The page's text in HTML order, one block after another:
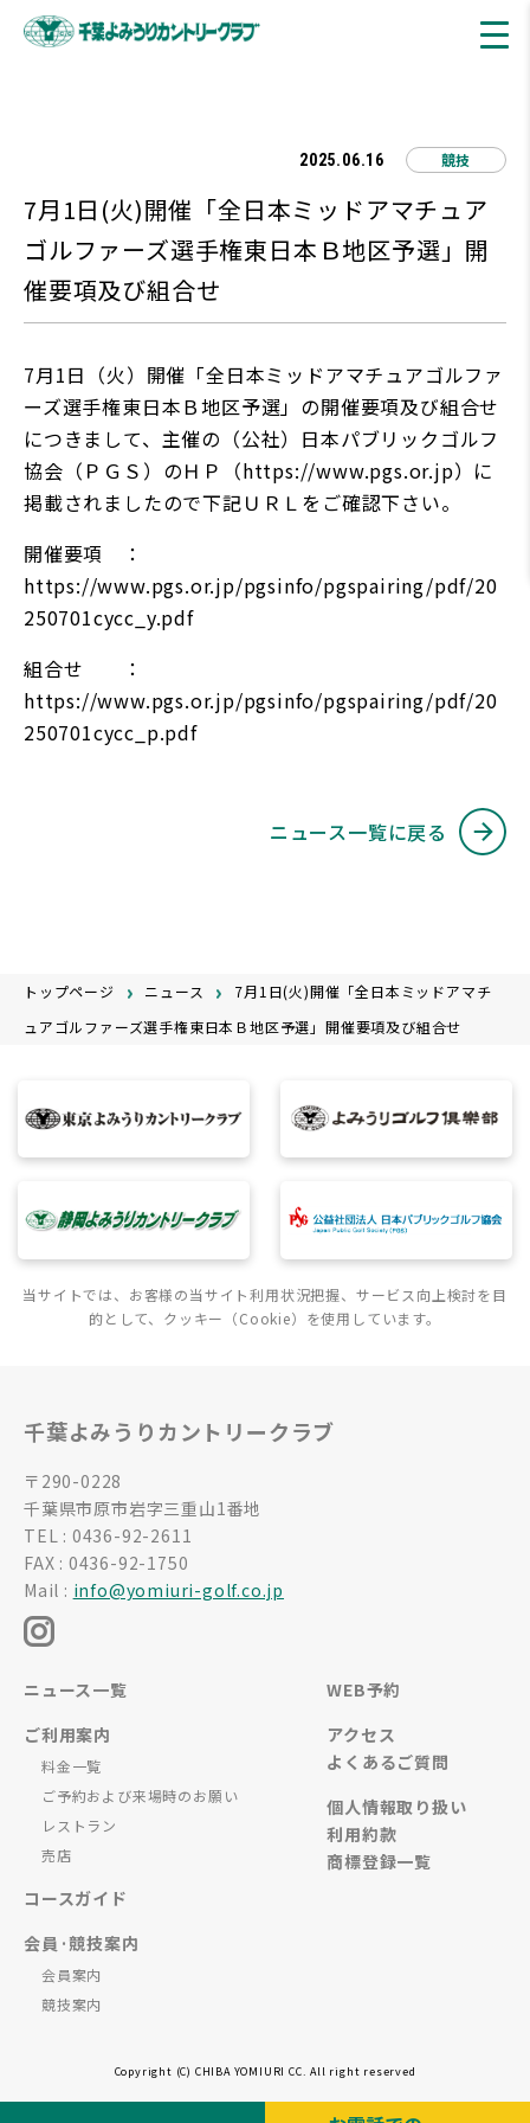
7月1日(火)開催「全日本ミッドアマチュア
ゴルファーズ選手権東日本Ｂ地区予選」開
催要項及び組合せ
2025.06.16 競技
7月1日（火）開催「全日本ミッドアマチュアゴルファ
ーズ選手権東日本Ｂ地区予選」の開催要項及び組合せ
につきまして、主催の（公社）日本パブリックゴルフ
協会（ＰＧＳ）のＨＰ（https://www.pgs.or.jp）に
掲載されましたので下記ＵＲＬをご確認下さい。
開催要項 ：
https://www.pgs.or.jp/pgsinfo/pgspairing/pdf/20
250701cycc_y.pdf
組合せ ：
https://www.pgs.or.jp/pgsinfo/pgspairing/pdf/20
250701cycc_p.pdf
ニュース一覧に戻る
トップページ ニュース
7月1日(火)開催「全日本ミッドアマチ
ュアゴルファーズ選手権東日本Ｂ地区予選」開催要項及び組合せ
当サイトでは、お客様の当サイト利用状況把握、サービス向上検討を目
的として、クッキー（Cookie）を使用しています。
千葉よみうりカントリークラブ
〒290-0228
千葉県市原市岩字三重山1番地
TEL : 0436-92-2611
FAX : 0436-92-1750
Mail : info@yomiuri-golf.co.jp
ニュース一覧
ご利用案内
料金一覧
ご予約および来場時のお願い
レストラン
売店
コースガイド
会員·競技案内
会員案内
競技案内
WEB予約
アクセス
よくあるご質問
個人情報取り扱い
利用約款
商標登録一覧
Copyright (C) CHIBA YOMIURI CC. All right reserved